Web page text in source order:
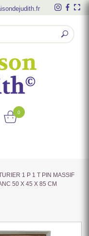
0
1 P 1 T PIN MASSIF
50 X 45 X 85 CM